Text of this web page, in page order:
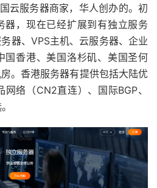
云服务器商家，华人创办的。初
器，现在已经扩展到有独立服务
器、VPS主机、云服务器、企业
国香港、美国洛杉矶、美国圣何
。香港服务器有提供包括大陆优
络（CN2直连）、国际BGP、